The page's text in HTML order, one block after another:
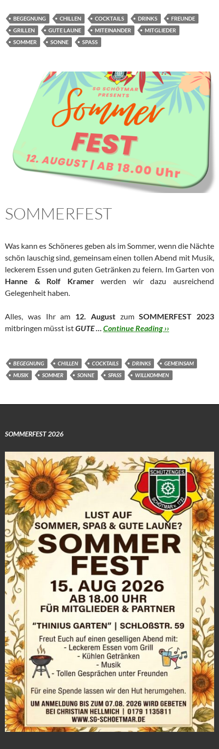
BEGEGNUNG CHILLEN COCKTAILS DRINKS
FREUNDE
GRILLEN
GUTE LAUNE MITEINANDER
MITGLIEDER
SOMMER
SONNE SPASS
SOMMERFEST
Was kann es Schöneres geben als im Sommer, wenn die Nächte
schön lauschig sind, gemeinsam einen tollen Abend mit Musik,
leckerem Essen und guten Getränken zu feiern. Im Garten von
Hanne & Rolf Kramerwerden wir dazu ausreichend
Gelegenheit haben.
Alles, was Ihr am 12. August zumSOMMERFEST 2023
mitbringen müsst istGUTE … Continue Reading ››
BEGEGNUNG CHILLEN COCKTAILS DRINKS
GEMEINSAM
MUSIK
SOMMER SONNE SPASS WILLKOMMEN
SOMMERFEST 2026